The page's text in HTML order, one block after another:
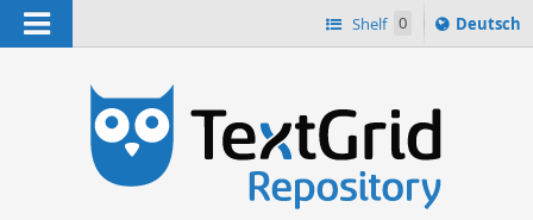
Navigation Shelf 0
Sprache
ï¿½ndern
Deutsch